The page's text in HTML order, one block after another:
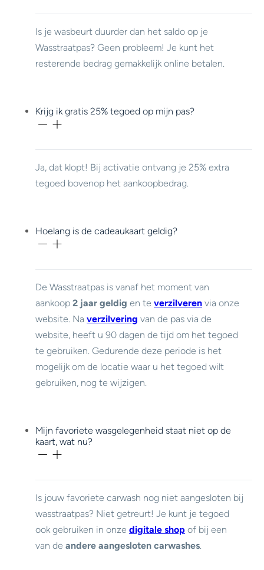
Is je wasbeurt duurder dan het saldo op je
Wasstraatpas? Geen probleem! Je kunt het
resterende bedrag gemakkelijk online betalen.
Krijg ik gratis 25% tegoed op mijn pas?
Ja, dat klopt! Bij activatie ontvang je 25% extra
tegoed bovenop het aankoopbedrag.
Hoelang is de cadeaukaart geldig?
De Wasstraatpas is vanaf het moment van
aankoop 2 jaar geldig en te verzilveren via onze
website. Na verzilvering van de pas via de
website, heeft u 90 dagen de tijd om het tegoed
te gebruiken. Gedurende deze periode is het
mogelijk om de locatie waar u het tegoed wilt
gebruiken, nog te wijzigen.
Mijn favoriete wasgelegenheid staat niet op de
kaart, wat nu?
Is jouw favoriete carwash nog niet aangesloten bij
wasstraatpas? Niet getreurt! Je kunt je tegoed
ook gebruiken in onze digitale shop of bij een
van de andere aangesloten carwashes